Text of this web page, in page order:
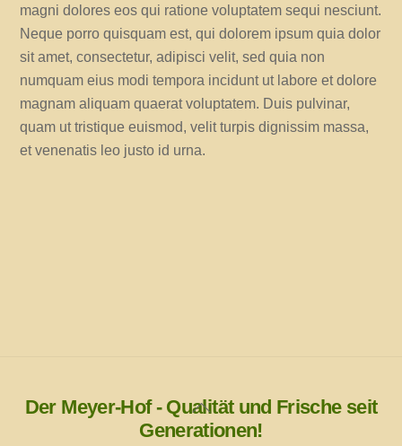
magni dolores eos qui ratione voluptatem sequi nesciunt.
Neque porro quisquam est, qui dolorem ipsum quia dolor
sit amet, consectetur, adipisci velit, sed quia non
numquam eius modi tempora incidunt ut labore et dolore
magnam aliquam quaerat voluptatem. Duis pulvinar,
quam ut tristique euismod, velit turpis dignissim massa,
et venenatis leo justo id urna.
Back
To
Der Meyer-Hof - Qualität und Frische seit
Generationen!